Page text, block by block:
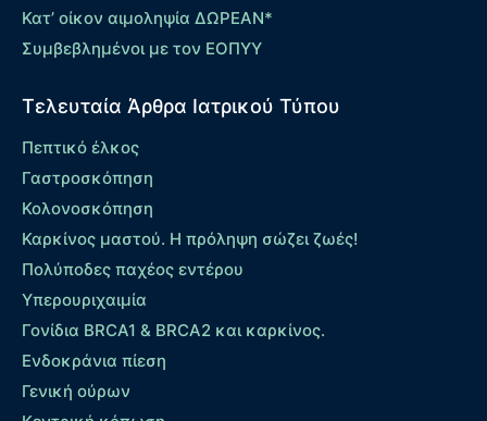
Κατ’ οίκον αιμοληψία ΔΩΡΕΑΝ*
Συμβεβλημένοι με τον ΕΟΠΥΥ
Τελευταία Άρθρα Ιατρικού Τύπου
Πεπτικό έλκος
Γαστροσκόπηση
Κολονοσκόπηση
Καρκίνος μαστού. Η πρόληψη σώζει ζωές!
Πολύποδες παχέος εντέρου
Yπερουριχαιμία
Γονίδια BRCA1 & BRCA2 και καρκίνος.
Ενδοκράνια πίεση
Γενική ούρων